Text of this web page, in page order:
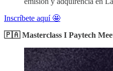
Inscríbete aquí 🤩
🇵🇦 Masterclass I Paytech